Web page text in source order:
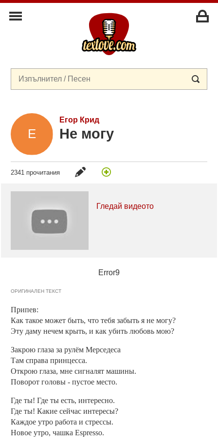
Егор Крид
Не могу
2341 прочитания
Гледай видеото
Error9
ОРИГИНАЛЕН ТЕКСТ
Припев:
Как такое может быть, что тебя забыть я не могу?
Эту даму нечем крыть, и как убить любовь мою?
Закрою глаза за рулём Мерседеса
Там справа принцесса.
Открою глаза, мне сигналят машины.
Поворот головы - пустое место.
Где ты! Где ты есть, интересно.
Где ты! Какие сейчас интересы?
Каждое утро работа и стрессы.
Новое утро, чашка Espresso.